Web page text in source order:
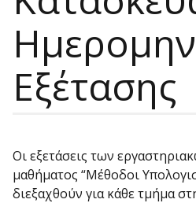
Εξέτασης
Οι εξετάσεις των
μαθήματος “Μέθοδοι
διεξαχθούν για κάθε τμήμα